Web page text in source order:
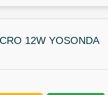
12W YOSONDA